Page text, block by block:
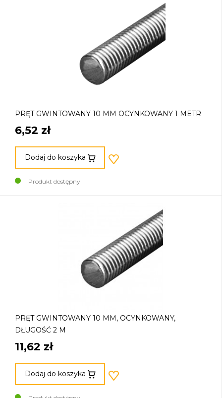
PRĘT GWINTOWANY 10 MM OCYNKOWANY 1 METR
6,52 zł
Dodaj do koszyka
Produkt dostępny
PRĘT GWINTOWANY 10 MM, OCYNKOWANY,
DŁUGOŚĆ 2 M
11,62 zł
Dodaj do koszyka